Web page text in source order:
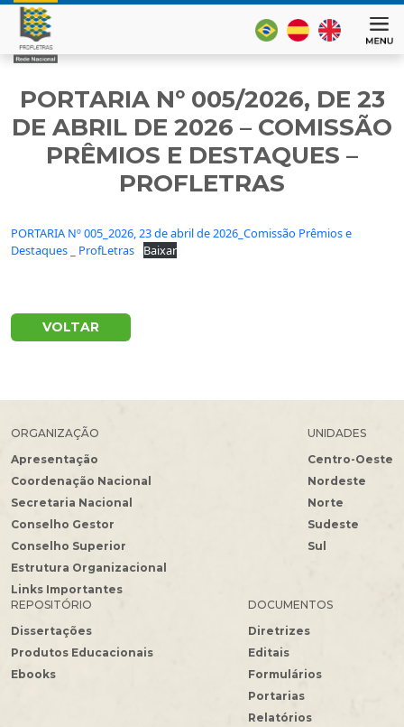
PORTARIA Nº 005/2026, DE 23
DE ABRIL DE 2026 – COMISSÃO
PRÊMIOS E DESTAQUES –
PROFLETRAS
PORTARIA Nº 005_2026, 23 de abril de 2026_Comissão Prêmios e
Destaques _ ProfLetras
Baixar
VOLTAR
ORGANIZAÇÃO
Apresentação
Coordenação Nacional
Secretaria Nacional
Conselho Gestor
Conselho Superior
Estrutura Organizacional
Links Importantes
UNIDADES
Centro-Oeste
Nordeste
Norte
Sudeste
Sul
REPOSITÓRIO
Dissertações
Produtos Educacionais
Ebooks
DOCUMENTOS
Diretrizes
Editais
Formulários
Portarias
Relatórios